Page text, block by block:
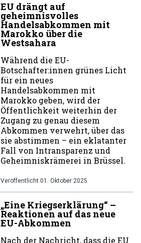
EU drängt auf
geheimnisvolles
Handelsabkommen mit
Marokko über die
Westsahara
Während die EU-
Botschafter:innen grünes Licht
für ein neues
Handelsabkommen mit
Marokko geben, wird der
Öffentlichkeit weiterhin der
Zugang zu genau diesem
Abkommen verwehrt, über das
sie abstimmen – ein eklatanter
Fall von Intransparenz und
Geheimniskrämerei in Brüssel.
Veröffentlicht 01. Oktober 2025
„Eine Kriegserklärung“ –
Reaktionen auf das neue
EU-Abkommen
Nach der Nachricht, dass die EU